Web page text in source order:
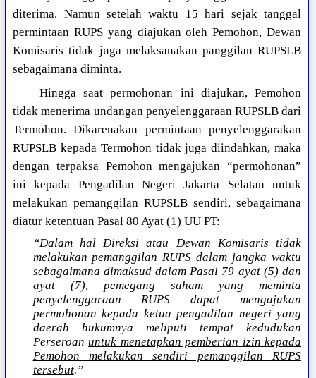
diterima. Namun setelah waktu 15 hari sejak tanggal
permintaan RUPS yang diajukan oleh Pemohon, Dewan
Komisaris tidak juga melaksanakan panggilan RUPSLB
sebagaimana diminta.
Hingga saat permohonan ini diajukan, Pemohon
tidak menerima undangan penyelenggaraan RUPSLB dari
Termohon. Dikarenakan permintaan penyelenggarakan
RUPSLB kepada Termohon tidak juga diindahkan, maka
dengan terpaksa Pemohon mengajukan “permohonan”
ini kepada Pengadilan Negeri Jakarta Selatan untuk
melakukan pemanggilan RUPSLB sendiri, sebagaimana
diatur ketentuan Pasal 80 Ayat (1) UU PT:
“Dalam hal Direksi atau Dewan Komisaris tidak
melakukan pemanggilan RUPS dalam jangka waktu
sebagaimana dimaksud dalam Pasal 79 ayat (5) dan
ayat (7), pemegang saham yang meminta
penyelenggaraan RUPS dapat mengajukan
permohonan kepada ketua pengadilan negeri yang
daerah hukumnya meliputi tempat kedudukan
Perseroanuntuk menetapkan pemberian izin kepada
Pemohon melakukan sendiri pemanggilan RUPS
tersebut.”